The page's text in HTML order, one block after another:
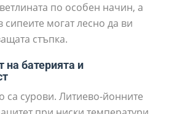
по особен начин, а
сипеите могат лесно да ви
стъпка.
батерията и
са сурови. Литиево-йонните